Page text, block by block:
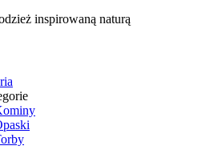
inspirowaną naturą